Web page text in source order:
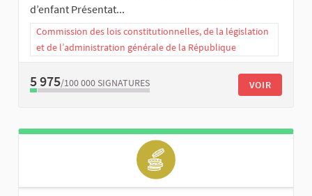
d’enfant Présentat...
Commission des lois constitutionnelles, de la législation
et de l’administration générale de la République
5 975/100 000 SIGNATURES VOIR